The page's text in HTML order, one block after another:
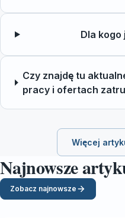
Dla kogo
Czy znajdę tu
pracy i ofertach
Więcej
Najnowsze
Zobacz najnowsze